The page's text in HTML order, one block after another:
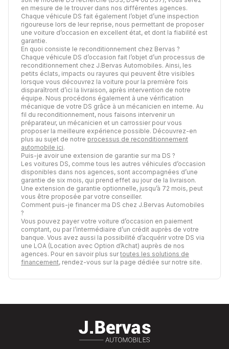
en mesure de le trouver dans nos différentes agences.
Chaque véhicule DS fait également l’objet d’une inspection
rigoureuse lors de leur reprise, nous permettant de proposer
une voiture d’occasion en excellent état, et dont la fiabilité est
garantie.
En quoi consiste le reconditionnement chez Bervas ?
Chaque véhicule DS d’occasion fait l’objet d’un processus de
reconditionnement chez J.Bervas Automobiles. Ainsi, les
petits éclats, impacts ou rayures qui peuvent être visibles
lorsque vous découvrez la voiture pour la première fois
disparaîtront d’ici la livraison, après intervention de notre
équipe. Nous procédons également à une vérification
mécanique de votre DS grâce à un mécanicien en interne. Au
fil du reconditionnement, nous faisons intervenir un
préparateur, un mécanicien et un carrossier pour vous
proposer la meilleure expérience possible. Découvrez-en
plus au sujet de notre processus de reconditionnement
automobile ici.
Puis-je avoir une extension de garantie sur ma DS ?
Les voitures DS, comme tous les autres véhicules d’occasion
disponibles dans nos agences, sont accompagnées d’une
garantie de six mois, qui prend effet au jour de la livraison.
Une extension de garantie optionnelle, jusqu’à 72 mois, peut
vous être proposée par votre conseiller.
Comment puis-je financer ma DS chez J.Bervas Automobiles
?
Vous pouvez payer votre voiture d’occasion en paiement
comptant, ou par l’intermédiaire d’un crédit auprès de votre
banque. Vous avez aussi la possibilité d’acquérir votre DS via
une LOA (Location avec Option d’Achat) auprès de nos
agences. Pour en savoir plus surtoutes les solutions de
financement, rendez-vous sur la page dédiée sur notre site.